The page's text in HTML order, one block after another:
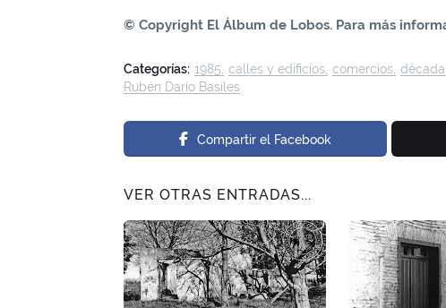
© Copyright El Álbum de Lobos. Para más
Categorías: 1985 calles y edificios comercios
Rubén Darío Basiles
Compartir el Facebook
VER OTRAS ENTRADAS...